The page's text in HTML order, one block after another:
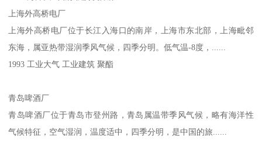
上海外高桥电厂
上海外高桥电厂位于长江入海口的南岸，上海市东北部，上海毗邻
东海，属亚热带湿润季风气候，四季分明。低气温-8度，......
1993 工业大气 工业建筑 聚酯
青岛啤酒厂
青岛啤酒厂位于青岛市登州路，青岛属温带季风气候，略有海洋性
气候特征，空气湿润，温度适中，四季分明，是中国的旅......